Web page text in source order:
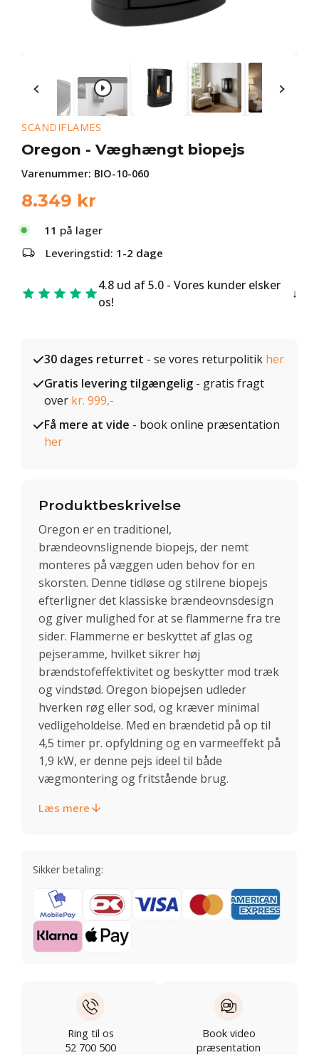
SCANDIFLAMES
Oregon - Væghængt biopejs
Varenummer: BIO-10-060
8.349 kr
11 på lager
Leveringstid: 1-2 dage
4.8 ud af 5.0 - Vores kunder elsker
os!
30 dages returret - se vores returpolitik her
Gratis levering tilgængelig - gratis fragt
over kr. 999,-
Få mere at vide - book online præsentation
her
Produktbeskrivelse
Oregon er en traditionel,
brændeovnslignende biopejs, der nemt
monteres på væggen uden behov for en
skorsten. Denne tidløse og stilrene biopejs
efterligner det klassiske brændeovnsdesign
og giver mulighed for at se flammerne fra tre
sider. Flammerne er beskyttet af glas og
pejseramme, hvilket sikrer høj
brændstofeffektivitet og beskytter mod træk
og vindstød. Oregon biopejsen udleder
hverken røg eller sod, og kræver minimal
vedligeholdelse. Med en brændetid på op til
4,5 timer pr. opfyldning og en varmeeffekt på
1,9 kW, er denne pejs ideel til både
vægmontering og fritstående brug.
Læs mere
Sikker betaling:
Ring til os
52 700 500
Book video
præsentation